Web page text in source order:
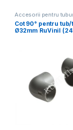
Accesorii pentru
Cot 90° pentru
Ø32mm RuVinil